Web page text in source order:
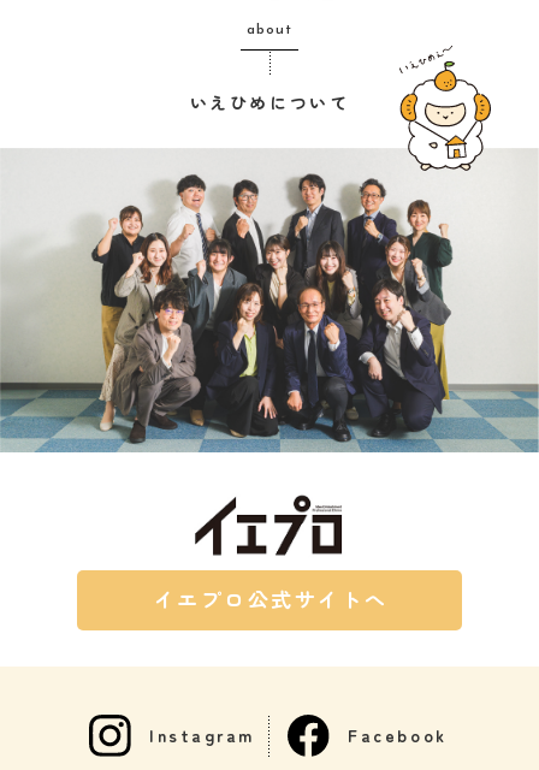
about
いえひめについて
イエプロ公式サイトへ
Instagram Facebook